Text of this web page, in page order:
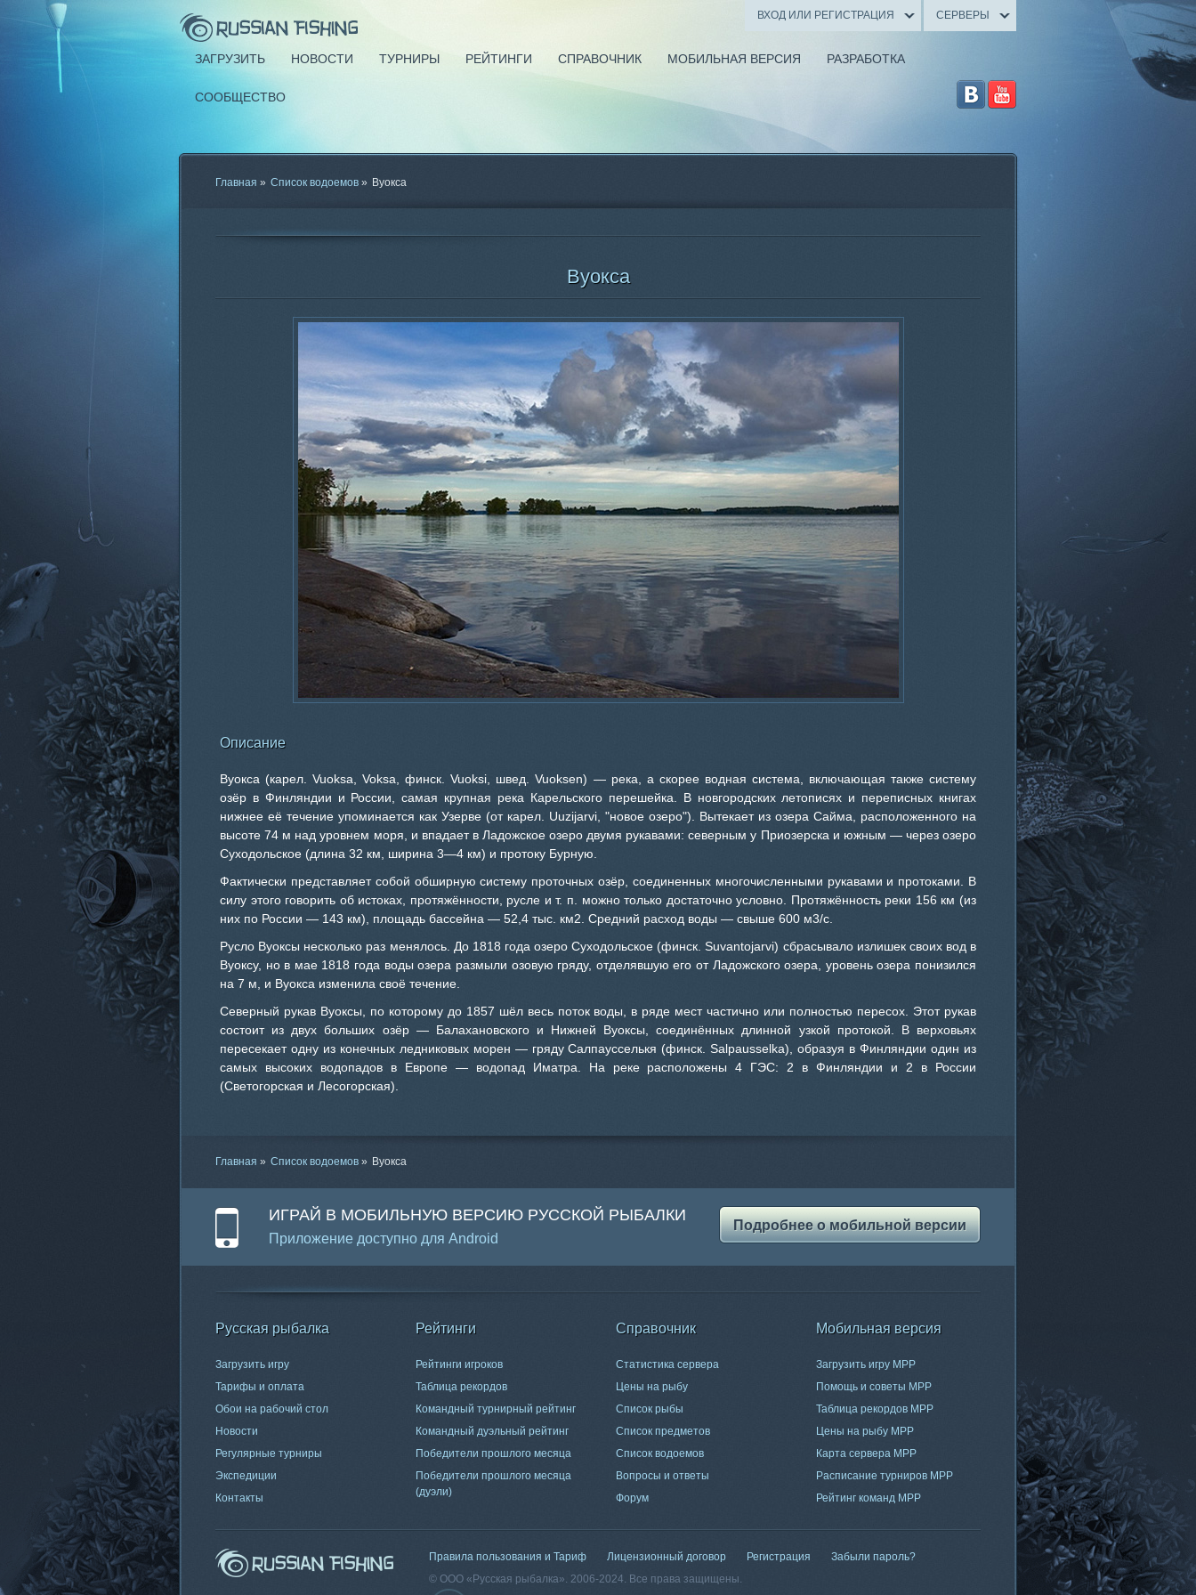
СЕРВЕРЫ
ВХОД ИЛИ РЕГИСТРАЦИЯ
ЗАГРУЗИТЬ НОВОСТИ ТУРНИРЫ РЕЙТИНГИ СПРАВОЧНИК МОБИЛЬНАЯ ВЕРСИЯ РАЗРАБОТКА
СООБЩЕСТВО
Главная » Список водоемов » Вуокса
Вуокса
Описание
Вуокса (карел. Vuoksa, Voksa, финск. Vuoksi, швед. Vuoksen) — река, а скорее водная система, включающая также систему
озёр в Финляндии и России, самая крупная река Карельского перешейка. В новгородских летописях и переписных книгах
нижнее её течение упоминается как Узерве (от карел. Uuzijarvi, "новое озеро"). Вытекает из озера Сайма, расположенного на
высоте 74 м над уровнем моря, и впадает в Ладожское озеро двумя рукавами: северным у Приозерска и южным — через озеро
Суходольское (длина 32 км, ширина 3—4 км) и протоку Бурную.
Фактически представляет собой обширную систему проточных озёр, соединенных многочисленными рукавами и протоками. В
силу этого говорить об истоках, протяжённости, русле и т. п. можно только достаточно условно. Протяжённость реки 156 км (из
них по России — 143 км), площадь бассейна — 52,4 тыс. км2. Средний расход воды — свыше 600 м3/с.
Русло Вуоксы несколько раз менялось. До 1818 года озеро Суходольское (финск. Suvantojarvi) сбрасывало излишек своих вод в
Вуоксу, но в мае 1818 года воды озера размыли озовую гряду, отделявшую его от Ладожского озера, уровень озера понизился
на 7 м, и Вуокса изменила своё течение.
Северный рукав Вуоксы, по которому до 1857 шёл весь поток воды, в ряде мест частично или полностью пересох. Этот рукав
состоит из двух больших озёр — Балахановского и Нижней Вуоксы, соединённых длинной узкой протокой. В верховьях
пересекает одну из конечных ледниковых морен — гряду Салпаусселькя (финск. Salpausselka), образуя в Финляндии один из
самых высоких водопадов в Европе — водопад Иматра. На реке расположены 4 ГЭС: 2 в Финляндии и 2 в России
(Светогорская и Лесогорская).
Главная » Список водоемов » Вуокса
ИГРАЙ В МОБИЛЬНУЮ ВЕРСИЮ РУССКОЙ РЫБАЛКИ
Приложение доступно для Android
Подробнее о мобильной версии
Русская рыбалка
Загрузить игру
Тарифы и оплата
Обои на рабочий стол
Новости
Регулярные турниры
Экспедиции
Контакты
Рейтинги
Рейтинги игроков
Таблица рекордов
Командный турнирный рейтинг
Командный дуэльный рейтинг
Победители прошлого месяца
Победители прошлого месяца
(дуэли)
Справочник
Статистика сервера
Цены на рыбу
Список рыбы
Список предметов
Список водоемов
Вопросы и ответы
Форум
Мобильная версия
Загрузить игру МРР
Помощь и советы МРР
Таблица рекордов МРР
Цены на рыбу МРР
Карта сервера МРР
Расписание турниров МРР
Рейтинг команд МРР
Правила пользования и Тариф Лицензионный договор Регистрация
Забыли пароль?
© ООО «Русская рыбалка». 2006-2024. Все права защищены.